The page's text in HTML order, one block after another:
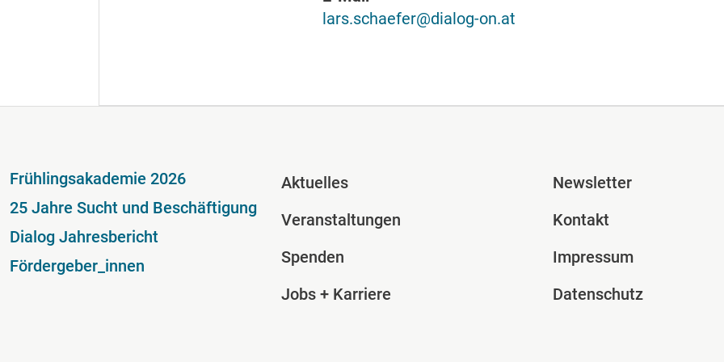
lars.schaefer@dialog-on.at
Fußzeile
Frühlingsakademie 2026
25 Jahre Sucht und Beschäftigung
Dialog Jahresbericht
Fördergeber_innen
Fusszeile Spalte 2
Aktuelles
Veranstaltungen
Spenden
Jobs + Karriere
Fusszeile
Newsletter
Kontakt
Impressum
Datenschutz